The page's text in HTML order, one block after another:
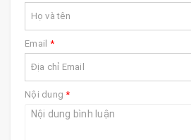
Email *
Nội dung*